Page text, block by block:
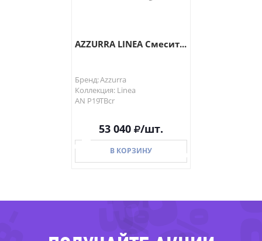
AZZURRA LINEA Смесит...
Бренд: Azzurra
Коллекция: Linea
AN P19TBcr
53 040 /шт.
В КОРЗИНУ -
-35%